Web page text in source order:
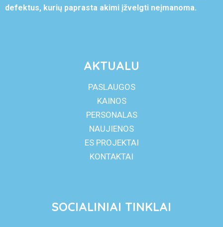
defektus, kurių paprasta akimi įžvelgti neįmanoma.
AKTUALU
PASLAUGOS
KAINOS
PERSONALAS
NAUJIENOS
ES PROJEKTAI
KONTAKTAI
SOCIALINIAI TINKLAI